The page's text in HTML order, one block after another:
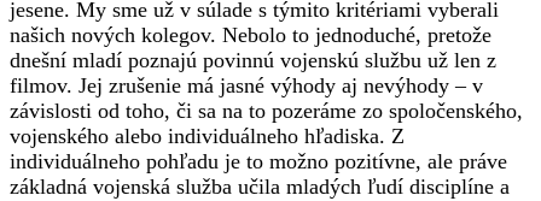
jesene. My sme už v súlade s týmito kritériami vyberali
našich nových kolegov. Nebolo to jednoduché, pretože
dnešní mladí poznajú povinnú vojenskú službu už len z
filmov. Jej zrušenie má jasné výhody aj nevýhody – v
závislosti od toho, či sa na to pozeráme zo spoločenského,
vojenského alebo individuálneho hľadiska. Z
individuálneho pohľadu je to možno pozitívne, ale práve
základná vojenská služba učila mladých ľudí disciplíne a